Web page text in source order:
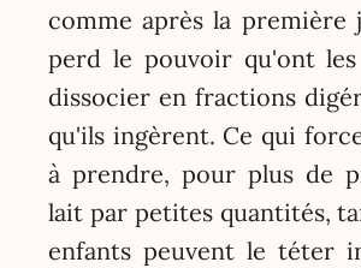
comme après la première
perd le pouvoir qu'ont
dissocier en fractions
qu'ils ingèrent. Ce qui
à prendre, pour plus de
lait par petites quantités,
enfants peuvent le téter